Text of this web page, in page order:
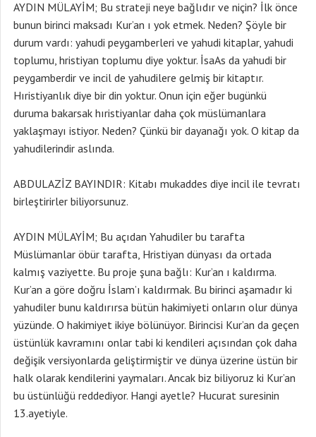
AYDIN MÜLAYİM; Bu strateji neye bağlıdır ve niçin? İlk önce
bunun birinci maksadı Kur’an ı yok etmek. Neden? Şöyle bir
durum vardı: yahudi peygamberleri ve yahudi kitaplar, yahudi
toplumu, hristiyan toplumu diye yoktur. İsaAs da yahudi bir
peygamberdir ve incil de yahudilere gelmiş bir kitaptır.
Hıristiyanlık diye bir din yoktur. Onun için eğer bugünkü
duruma bakarsak hıristiyanlar daha çok müslümanlara
yaklaşmayı istiyor. Neden? Çünkü bir dayanağı yok. O kitap da
yahudilerindir aslında.
ABDULAZİZ BAYINDIR: Kitabı mukaddes diye incil ile tevratı
birleştirirler biliyorsunuz.
AYDIN MÜLAYİM; Bu açıdan Yahudiler bu tarafta
Müslümanlar öbür tarafta, Hristiyan dünyası da ortada
kalmış vaziyette. Bu proje şuna bağlı: Kur’an ı kaldırma.
Kur’an a göre doğru İslam’ı kaldırmak. Bu birinci aşamadır ki
yahudiler bunu kaldırırsa bütün hakimiyeti onların olur dünya
yüzünde. O hakimiyet ikiye bölünüyor. Birincisi Kur’an da geçen
üstünlük kavramını onlar tabi ki kendileri açısından çok daha
değişik versiyonlarda geliştirmiştir ve dünya üzerine üstün bir
halk olarak kendilerini yaymaları. Ancak biz biliyoruz ki Kur’an
bu üstünlüğü reddediyor. Hangi ayetle? Hucurat suresinin
13.ayetiyle.